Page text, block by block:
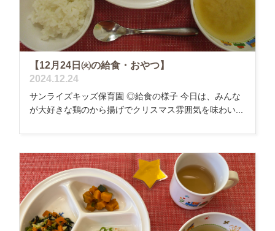
【12月24日㈫の給食・おやつ】
2024.12.24
サンライズキッズ保育園 ◎給食の様子 今日は、みんな
が大好きな鶏のから揚げでクリスマス雰囲気を味わい...